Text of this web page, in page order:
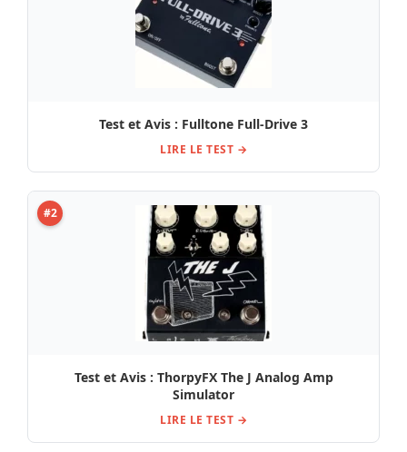
Test et Avis : Fulltone Full-Drive 3
LIRE LE TEST →
#2
Test et Avis : ThorpyFX The J Analog Amp
Simulator
LIRE LE TEST →